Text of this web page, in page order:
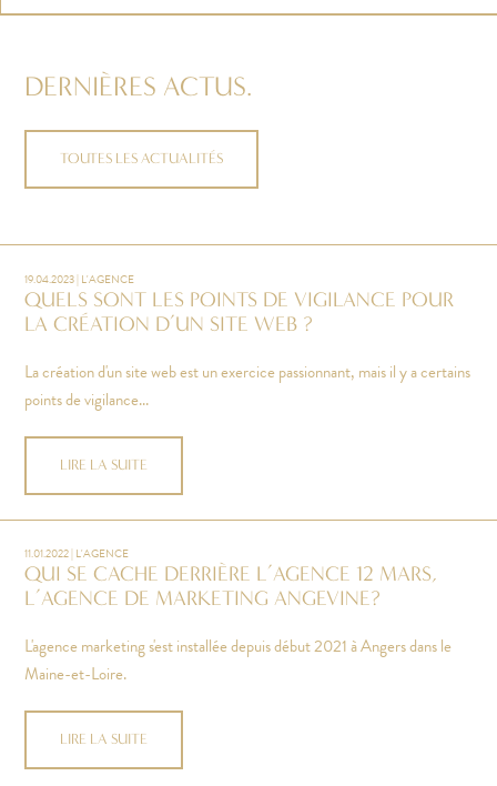
DERNIÈRES ACTUS.
TOUTES LES ACTUALITÉS
19.04.2023 | L'AGENCE
QUELS SONT LES POINTS DE VIGILANCE POUR
LA CRÉATION D’UN SITE WEB ?
La création d'un site web est un exercice passionnant, mais il y a certains
points de vigilance...
LIRE LA SUITE
11.01.2022 | L'AGENCE
QUI SE CACHE DERRIÈRE L’AGENCE 12 MARS,
L’AGENCE DE MARKETING ANGEVINE?
L'agence marketing s'est installée depuis début 2021 à Angers dans le
Maine-et-Loire.
LIRE LA SUITE